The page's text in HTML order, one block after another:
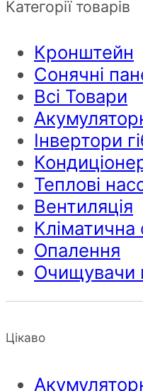
Категорії товарів
Кронштейн
Сонячні
Всі Товари
Інвертори
Теплові
Вентиляція
Кліматична
Опалення
Очищувачи
Цікаво